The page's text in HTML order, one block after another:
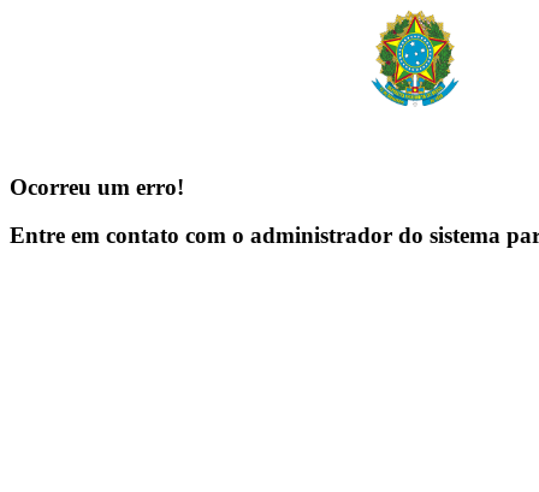
Ocorreu um erro!
Entre em contato com o administrador do sistema